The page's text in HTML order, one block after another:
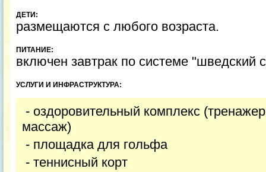
ДЕТИ:
размещаются с любого возраста.
ПИТАНИЕ:
включен завтрак по системе "шведский
УСЛУГИ И ИНФРАСТРУКТУРА:
- оздоровительный комплекс
массаж)
- площадка для гольфа
- теннисный корт